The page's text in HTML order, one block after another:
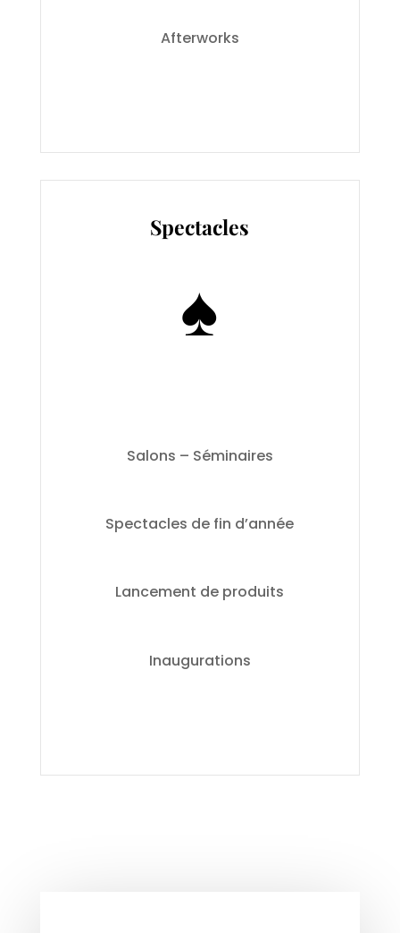
Afterworks
Spectacles
♠️
Salons – Séminaires
Spectacles de fin d’année
Lancement de produits
Inaugurations